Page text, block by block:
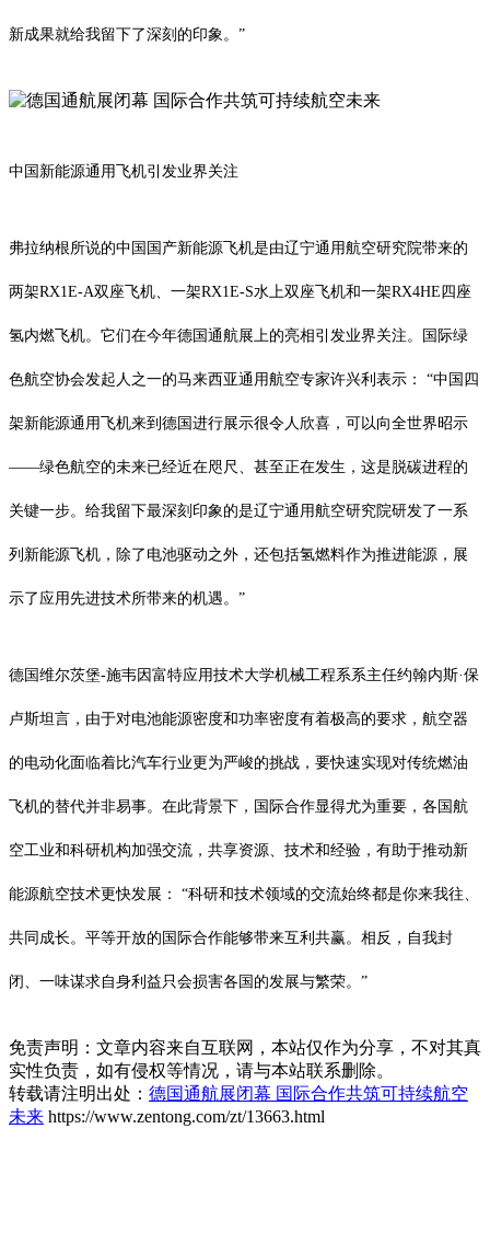
新成果就给我留下了深刻的印象。”
中国新能源通用飞机引发业界关注
弗拉纳根所说的中国国产新能源飞机是由辽宁通用航空研究院带来的
两架RX1E-A双座飞机、一架RX1E-S水上双座飞机和一架RX4HE四座
氢内燃飞机。它们在今年德国通航展上的亮相引发业界关注。国际绿
色航空协会发起人之一的马来西亚通用航空专家许兴利表示： “中国四
架新能源通用飞机来到德国进行展示很令人欣喜，可以向全世界昭示
——绿色航空的未来已经近在咫尺、甚至正在发生，这是脱碳进程的
关键一步。给我留下最深刻印象的是辽宁通用航空研究院研发了一系
列新能源飞机，除了电池驱动之外，还包括氢燃料作为推进能源，展
示了应用先进技术所带来的机遇。”
德国维尔茨堡-施韦因富特应用技术大学机械工程系系主任约翰内斯·保
卢斯坦言，由于对电池能源密度和功率密度有着极高的要求，航空器
的电动化面临着比汽车行业更为严峻的挑战，要快速实现对传统燃油
飞机的替代并非易事。在此背景下，国际合作显得尤为重要，各国航
空工业和科研机构加强交流，共享资源、技术和经验，有助于推动新
能源航空技术更快发展： “科研和技术领域的交流始终都是你来我往、
共同成长。平等开放的国际合作能够带来互利共赢。相反，自我封
闭、一味谋求自身利益只会损害各国的发展与繁荣。”
免责声明：文章内容来自互联网，本站仅作为分享，不对其真
实性负责，如有侵权等情况，请与本站联系删除。
转载请注明出处： 德国通航展闭幕 国际合作共筑可持续航空
未来 https://www.zentong.com/zt/13663.html